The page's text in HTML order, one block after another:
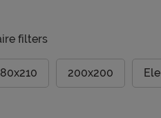
filters
200x200